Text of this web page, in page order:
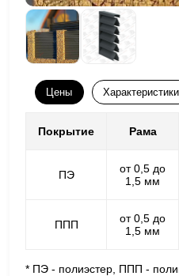
Цены Характеристики
Покрытие Рама
ПЭ
от 0,5 до
1,5 мм
ППП
от 0,5 до
1,5 мм
* ПЭ - полиэстер, ППП -